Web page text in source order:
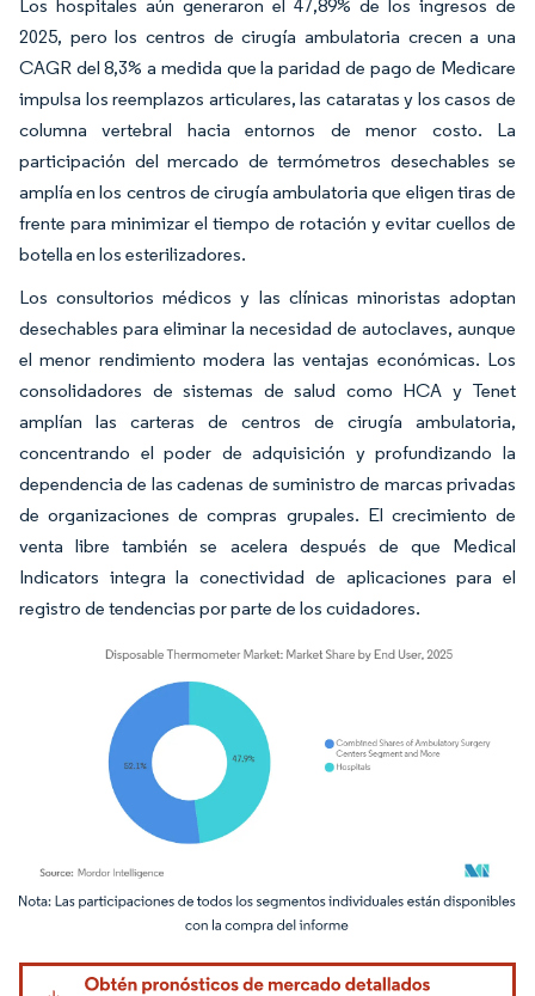
Los hospitales aún generaron el 47,89% de los ingresos de
2025, pero los centros de cirugía ambulatoria crecen a una
CAGR del 8,3% a medida que la paridad de pago de Medicare
impulsa los reemplazos articulares, las cataratas y los casos de
columna vertebral hacia entornos de menor costo. La
participación del mercado de termómetros desechables se
amplía en los centros de cirugía ambulatoria que eligen tiras de
frente para minimizar el tiempo de rotación y evitar cuellos de
botella en los esterilizadores.
Los consultorios médicos y las clínicas minoristas adoptan
desechables para eliminar la necesidad de autoclaves, aunque
el menor rendimiento modera las ventajas económicas. Los
consolidadores de sistemas de salud como HCA y Tenet
amplían las carteras de centros de cirugía ambulatoria,
concentrando el poder de adquisición y profundizando la
dependencia de las cadenas de suministro de marcas privadas
de organizaciones de compras grupales. El crecimiento de
venta libre también se acelera después de que Medical
Indicators integra la conectividad de aplicaciones para el
registro de tendencias por parte de los cuidadores.
Imagen © Mordor Intelligence. El uso requiere atribución según CC BY 4.0.